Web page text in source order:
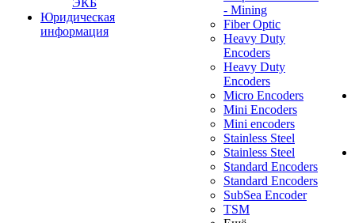
ЭКБ
Юридическая
информация
- Mining
Fiber Optic
Heavy Duty
Encoders
Heavy Duty
Encoders
Micro Encoders
Mini Encoders
Mini encoders
Stainless Steel
Stainless Steel
Standard Encoders
Standard Encoders
SubSea Encoder
TSM